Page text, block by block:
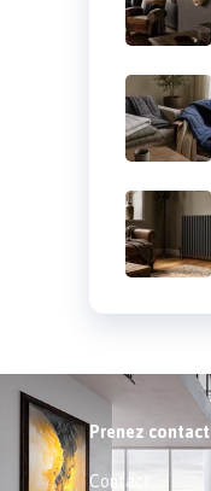
Prenez contact
Contact